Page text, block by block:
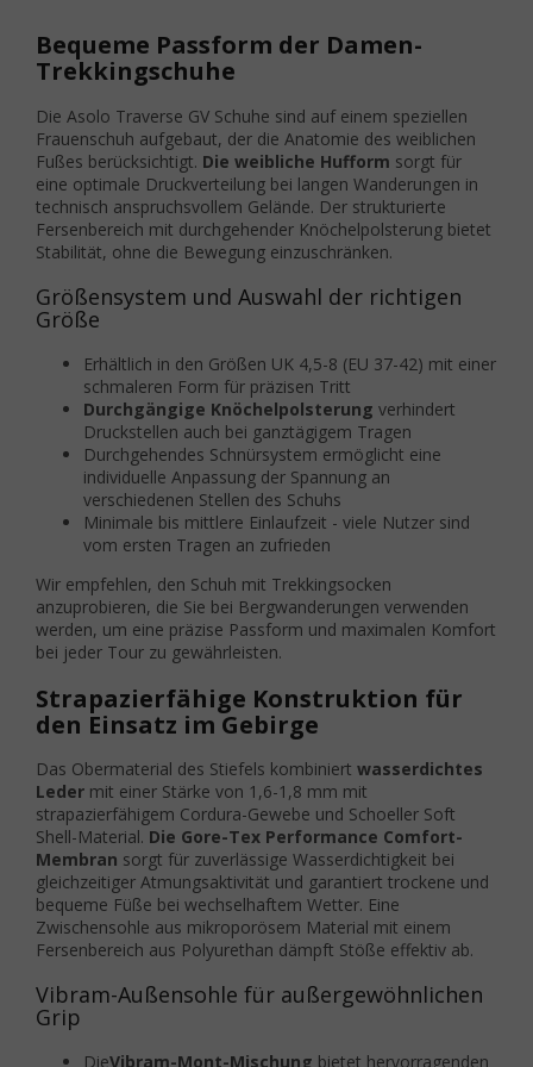
Bequeme Passform der Damen-
Trekkingschuhe
Die Asolo Traverse GV Schuhe sind auf einem speziellen
Frauenschuh aufgebaut, der die Anatomie des weiblichen
Fußes berücksichtigt. Die weibliche Hufform sorgt für
eine optimale Druckverteilung bei langen Wanderungen in
technisch anspruchsvollem Gelände. Der strukturierte
Fersenbereich mit durchgehender Knöchelpolsterung bietet
Stabilität, ohne die Bewegung einzuschränken.
Größensystem und Auswahl der richtigen
Größe
Erhältlich in den Größen UK 4,5-8 (EU 37-42) mit einer
schmaleren Form für präzisen Tritt
Durchgängige Knöchelpolsterung verhindert
Druckstellen auch bei ganztägigem Tragen
Durchgehendes Schnürsystem ermöglicht eine
individuelle Anpassung der Spannung an
verschiedenen Stellen des Schuhs
Minimale bis mittlere Einlaufzeit - viele Nutzer sind
vom ersten Tragen an zufrieden
Wir empfehlen, den Schuh mit Trekkingsocken
anzuprobieren, die Sie bei Bergwanderungen verwenden
werden, um eine präzise Passform und maximalen Komfort
bei jeder Tour zu gewährleisten.
Strapazierfähige Konstruktion für
den Einsatz im Gebirge
Das Obermaterial des Stiefels kombiniert wasserdichtes
Leder mit einer Stärke von 1,6-1,8 mm mit
strapazierfähigem Cordura-Gewebe und Schoeller Soft
Shell-Material. Die Gore-Tex Performance Comfort-
Membran sorgt für zuverlässige Wasserdichtigkeit bei
gleichzeitiger Atmungsaktivität und garantiert trockene und
bequeme Füße bei wechselhaftem Wetter. Eine
Zwischensohle aus mikroporösem Material mit einem
Fersenbereich aus Polyurethan dämpft Stöße effektiv ab.
Vibram-Außensohle für außergewöhnlichen
Grip
DieVibram-Mont-Mischung bietet hervorragenden